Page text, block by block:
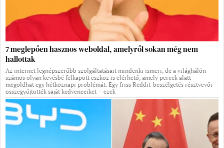
7 meglepően hasznos weboldal, amelyről sokan még nem
hallottak
Az internet legnépszerűbb szolgáltatásait mindenki ismeri, de a világhálón
számos olyan kevésbé felkapott eszköz is elérhető, amely percek alatt
megoldhat egy hétköznapi problémát. Egy friss Reddit-beszélgetés résztvevői
összegyűjtötték saját kedvenceiket – ezek